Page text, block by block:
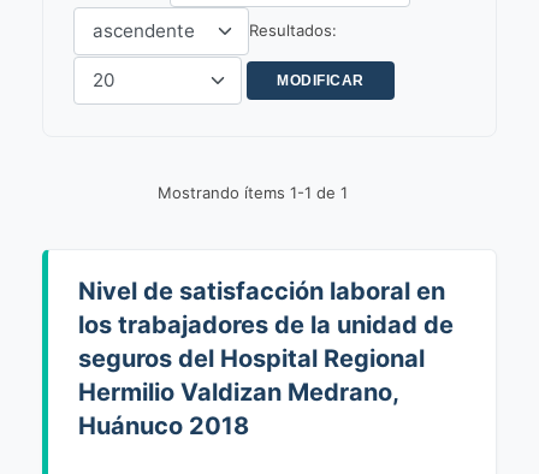
Resultados:
Mostrando ítems 1-1 de 1
Nivel de satisfacción laboral en
los trabajadores de la unidad de
seguros del Hospital Regional
Hermilio Valdizan Medrano,
Huánuco 2018